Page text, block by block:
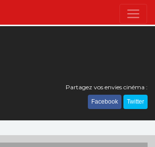
Partagez vos envies cinéma :
Facebook Twitter